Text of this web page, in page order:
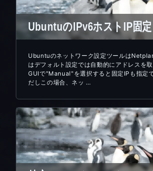
UbuntuのIPv6ホストIP固定
Ubuntuのネットワーク設定ツールは
はデフォルト設定では自動的にアドレスを取
GUIで"Manual"を選択すると固定IPも指定
だしこの場合、ネッ …